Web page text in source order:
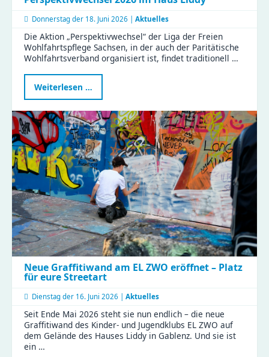
Donnerstag der 18. Juni 2026 | Aktuelles
Die Aktion „Perspektivwechsel“ der Liga der Freien
Wohlfahrtspflege Sachsen, in der auch der Paritätische
Wohlfahrtsverband organisiert ist, findet traditionell …
Weiterlesen …
2026
Haus
Liddy
Neue Graffitiwand am EL ZWO eröffnet – Platz
für eure Streetart
Dienstag der 16. Juni 2026 | Aktuelles
Seit Ende Mai 2026 steht sie nun endlich – die neue
Graffitiwand des Kinder- und Jugendklubs EL ZWO auf
dem Gelände des Hauses Liddy in Gablenz. Und sie ist
ein …